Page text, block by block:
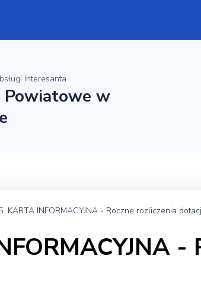
Interesanta
w
5. KARTA INFORMACYJNA - Roczne rozliczenia
-